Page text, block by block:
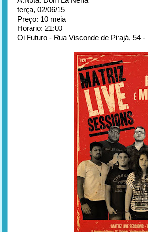
terça, 02/06/15
Preço: 10 meia
Horário: 21:00
Oi Futuro - Rua Visconde de Pirajá, 54 -